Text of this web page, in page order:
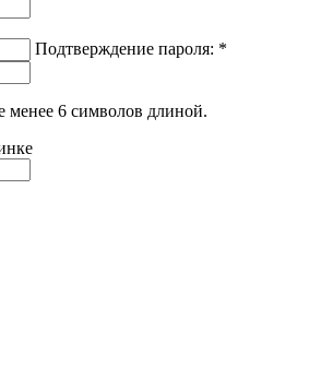
Подтверждение пароля: *
менее 6 символов длиной.